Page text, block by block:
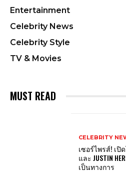
Entertainment
Celebrity News
Celebrity Style
TV & Movies
MUST READ
CELEBRITY
เซอร์ไพรส์! เปิด
และ JUSTIN
เป็นทางการ